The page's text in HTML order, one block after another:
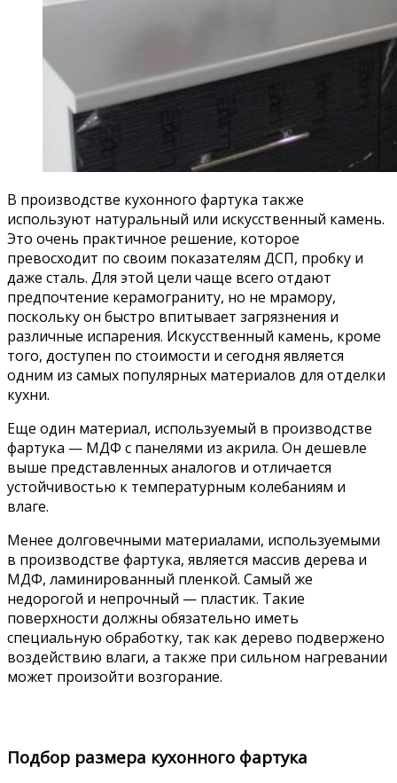
В производстве кухонного фартука также
используют натуральный или искусственный камень.
Это очень практичное решение, которое
превосходит по своим показателям ДСП, пробку и
даже сталь. Для этой цели чаще всего отдают
предпочтение керамограниту, но не мрамору,
поскольку он быстро впитывает загрязнения и
различные испарения. Искусственный камень, кроме
того, доступен по стоимости и сегодня является
одним из самых популярных материалов для отделки
кухни.
Еще один материал, используемый в производстве
фартука — МДФ с панелями из акрила. Он дешевле
выше представленных аналогов и отличается
устойчивостью к температурным колебаниям и
влаге.
Менее долговечными материалами, используемыми
в производстве фартука, является массив дерева и
МДФ, ламинированный пленкой. Самый же
недорогой и непрочный — пластик. Такие
поверхности должны обязательно иметь
специальную обработку, так как дерево подвержено
воздействию влаги, а также при сильном нагревании
может произойти возгорание.
Подбор размера кухонного фартука